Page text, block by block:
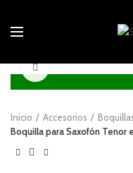
Inicio Accesorios
Boquilla para Saxofón Tenor